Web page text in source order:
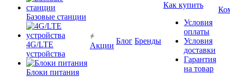
Базовые станции
4G/LTE
устройства
Блоки питания
Акции
Блог Бренды
Как купить
Условия
оплаты
Условия
доставки
Гарантия
на товар